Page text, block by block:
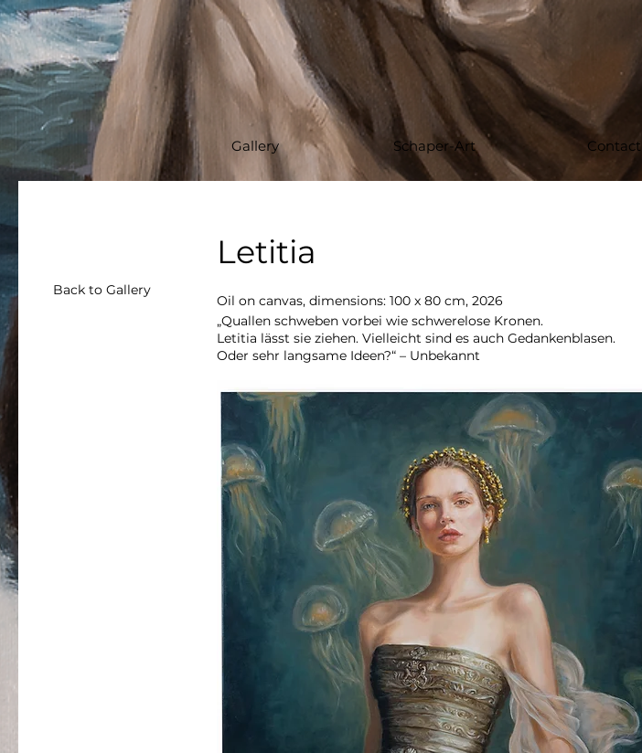
Gallery Schaper-Art Contact
Letitia
Back to Gallery
Oil on canvas, dimensions: 100 x 80 cm, 2026
„Quallen schweben vorbei wie schwerelose Kronen.
Letitia lässt sie ziehen. Vielleicht sind es auch Gedankenblasen.
Oder sehr langsame Ideen?“ – Unbekannt